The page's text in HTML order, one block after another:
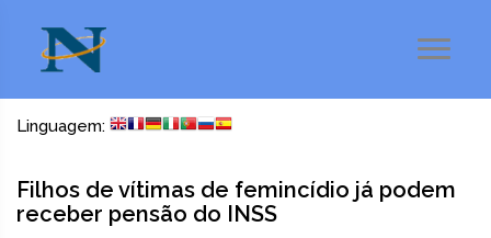
Linguagem:
Filhos de vítimas de femincídio já podem
receber pensão do INSS